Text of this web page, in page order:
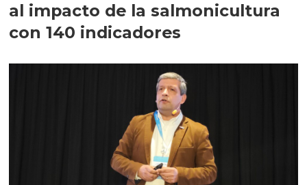
al impacto de la salmonicultura
con 140 indicadores